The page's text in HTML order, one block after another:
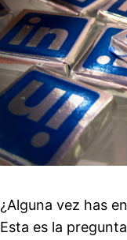
¿Alguna vez has
Esta es la